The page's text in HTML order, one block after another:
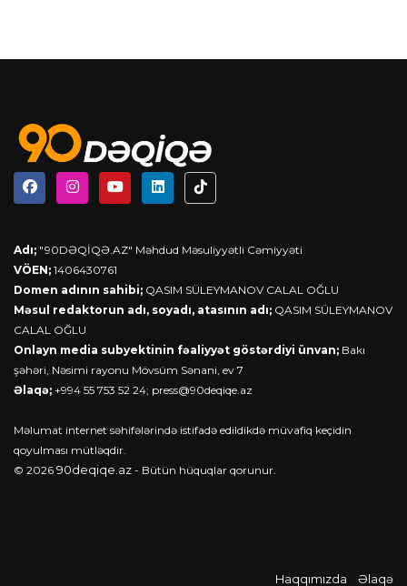
Adı; "90DƏQİQƏ.AZ" Məhdud Məsuliyyətli Cəmiyyəti
VÖEN; 1406430761
Domen adının sahibi; QASIM SÜLEYMANOV CALAL OĞLU
Məsul redaktorun adı, soyadı, atasının adı; QASIM SÜLEYMANOV
CALAL OĞLU
Onlayn media subyektinin fəaliyyət göstərdiyi ünvan; Bakı
şəhəri, Nəsimi rayonu Mövsüm Sənani, ev 7
Əlaqə; +994 55 753 52 24; press@90deqiqe.az
Məlumat internet səhifələrində istifadə edildikdə müvafiq keçidin
qoyulması mütləqdir.
© 2026 90deqiqe.az - Bütün hüquqlar qorunur.
Haqqımızda Əlaqə